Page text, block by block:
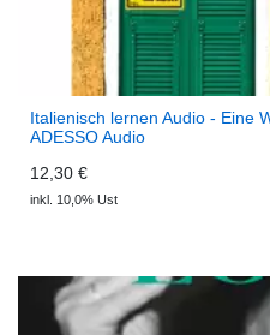
Italienisch lernen Audio - Eine
ADESSO Audio
12,30 €
inkl. 10,0% Ust